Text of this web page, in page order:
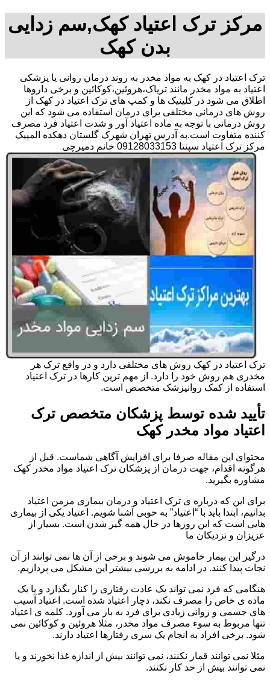
مرکز ترک اعتیاد کهک,سم زدایی
بدن کهک
ترک اعتیاد در کهک به مواد مخدر به روند درمان روانی یا پزشکی
اعتیاد به مواد مخدر مانند تریاک،هروئین،کوکائین و برخی داروها
اطلاق می شود در کلینیک ها و کمپ های ترک اعتیاد در کهک از
روش های درمانی مختلفی برای درمان استفاده می شود که این
روش درمانی با توجه به ماده اعتیاد آور و شدت اعتیاد فرد مصرف
کننده متفاوت است.به آدرس تهران شهرک گلستان دهکده المپیک
مرکز ترک اعتیاد سپنتا 09128033153 خانم دمیرچی
ترک اعتیاد در کهک روش های مختلفی دارد و در واقع ترک هر
مخدری هم روش خود را دارد. از مهم ترین کارها در ترک اعتیاد
استفاده از کمک روانپزشک متخصص است.
تأیید شده توسط پزشکان متخصص ترک
اعتیاد مواد مخدر کهک
محتوای این مقاله صرفا برای افزایش آگاهی شماست. قبل از
هرگونه اقدام، جهت درمان از پزشکان ترک اعتیاد مواد مخدر کهک
مشاوره بگیرید.
برای این که درباره ی ترک اعتیاد و درمان بیماری مزمن اعتیاد
بدانیم، ابتدا باید با “اعتیاد” به خوبی آشنا شویم. اعتیاد یکی از بیماری
هایی است که این روزها در حال همه گیر شدن است. بسیار از
عزیزان و نزدیکان ما
درگیر این بیمار خاموش می شوند و برخی از آن ها نمی توانند از آن
نجات پیدا کنند. در ادامه به بررسی بیشتر این مشکل می پردازیم.
هنگامی که فرد نمی تواند یک عادت رفتاری را کنار بگذارد و یا یک
ماده ی خاص را مصرف نکند، دچار اعتیاد شده است. اعتیاد آسیب
های جسمی و روانی زیادی برای فرد به بار می آورد. کلمه ی اعتیاد
تنها مربوط به سوء مصرف مواد مخدر، مثلا هروئین و کوکائین نمی
شود. برخی افراد به انجام یک سری رفتارها اعتیاد دارند.
مثلا نمی توانند قمار نکنند، نمی توانند بیش از اندازه غذا نخورند و یا
نمی توانند بیش از حد کار نکنند.